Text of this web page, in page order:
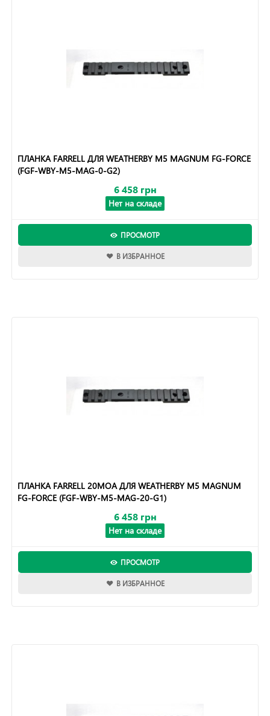
ПЛАНКА FARRELL ДЛЯ WEATHERBY M5 MAGNUM FG-FORCE
(FGF-WBY-M5-MAG-0-G2)
6 458 грн
Нет на складе
ПРОСМОТР
В ИЗБРАННОЕ
ПЛАНКА FARRELL 20MOA ДЛЯ WEATHERBY M5 MAGNUM
FG-FORCE (FGF-WBY-M5-MAG-20-G1)
6 458 грн
Нет на складе
ПРОСМОТР
В ИЗБРАННОЕ